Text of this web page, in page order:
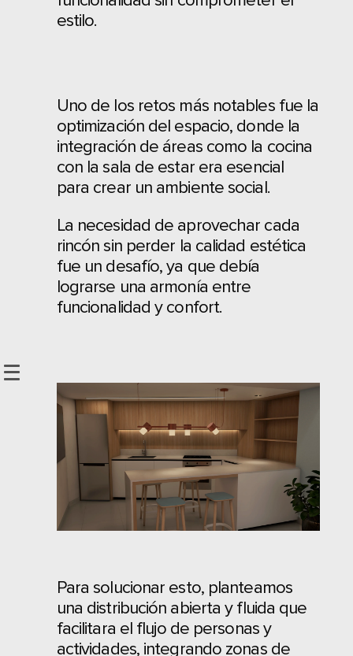
estilo.
Uno de los retos más notables fue la
optimización del espacio, donde la
integración de áreas como la cocina
con la sala de estar era esencial
para crear un ambiente social.
La necesidad de aprovechar cada
rincón sin perder la calidad estética
fue un desafío, ya que debía
lograrse una armonía entre
funcionalidad y confort.
Para solucionar esto, planteamos
una distribución abierta y fluida que
facilitara el flujo de personas y
actividades, integrando zonas de